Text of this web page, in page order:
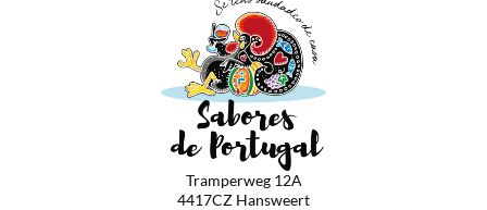
Tramperweg 12A
4417CZ Hansweert